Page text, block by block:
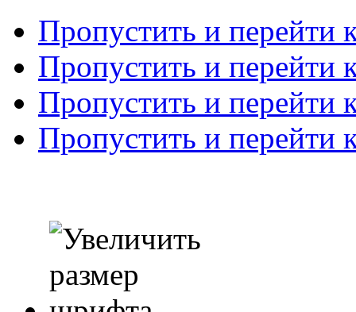
Пропустить и перейти
Пропустить и перейти
Пропустить и перейти
Пропустить и перейти